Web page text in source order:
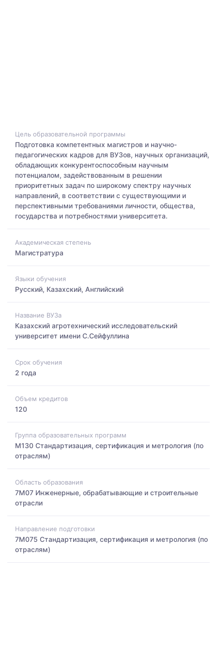
Цель образовательной программы
Подготовка компетентных магистров и научно-
педагогических кадров для ВУЗов, научных организаций,
обладающих конкурентоспособным научным
потенциалом, задействованным в решении
приоритетных задач по широкому спектру научных
направлений, в соответствии с существующими и
перспективными требованиями личности, общества,
государства и потребностями университета.
Академическая степень
Магистратура
Языки обучения
Русский, Казахский, Английский
Название ВУЗа
Казахский агротехнический исследовательский
университет имени С.Сейфуллина
Срок обучения
2 года
Объем кредитов
120
Группа образовательных программ
M130 Стандартизация, сертификация и метрология (по
отраслям)
Область образования
7M07 Инженерные, обрабатывающие и строительные
отрасли
Направление подготовки
7M075 Стандартизация, сертификация и метрология (по
отраслям)